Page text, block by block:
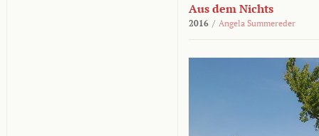
Aus dem Nichts
2016 / Angela Summereder